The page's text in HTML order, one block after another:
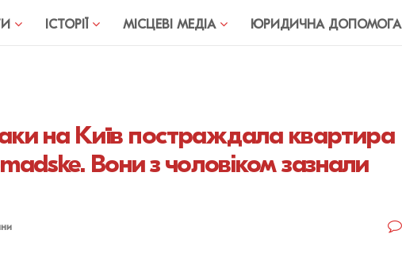
ІСТОРІЇ МIСЦЕВI МЕДIА ЮРИДИЧНА ДОПОМОГА
на Київ постраждала квартира
Вони з чоловіком зазнали